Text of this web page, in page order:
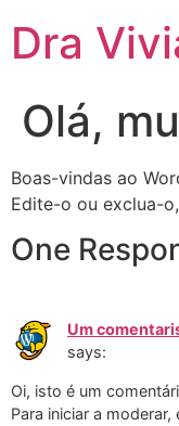
Dra
Olá,
Boas-vindas ao
Edite-o ou exclua-
One
Um
says:
Oi, isto é um
Para iniciar a